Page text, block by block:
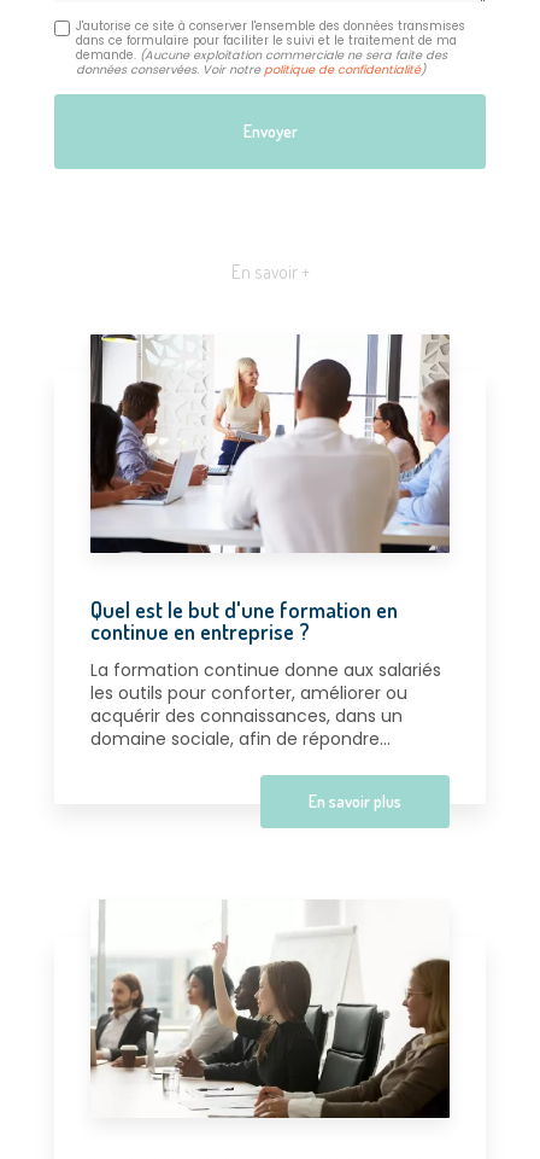
J'autorise ce site à conserver l'ensemble des données transmises
dans ce formulaire pour faciliter le suivi et le traitement de ma
demande. (Aucune exploitation commerciale ne sera faite des
données conservées. Voir notrepolitique de confidentialité)
En savoir +
Quel est le but d'une formation en
continue en entreprise ?
La formation continue donne aux salariés
les outils pour conforter, améliorer ou
acquérir des connaissances, dans un
domaine sociale, afin de répondre...
En savoir plus